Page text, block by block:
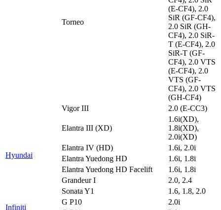
Torneo
(E-CF4), 2.0
SiR (GF-CF4),
2.0 SiR (GH-
CF4), 2.0 SiR-
T (E-CF4), 2.0
SiR-T (GF-
CF4), 2.0 VTS
(E-CF4), 2.0
VTS (GF-
CF4), 2.0 VTS
(GH-CF4)
Vigor III
2.0 (E-CC3)
Hyundai
Elantra III (XD)
1.6i(XD),
1.8i(XD),
2.0i(XD)
Elantra IV (HD)
1.6i, 2.0i
Elantra Yuedong HD
1.6i, 1.8i
Elantra Yuedong HD Facelift
1.6i, 1.8i
Grandeur I
2.0, 2.4
Sonata Y1
1.6, 1.8, 2.0
Infiniti
G P10
2.0i